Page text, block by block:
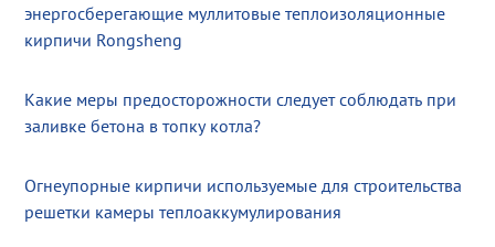
энергосберегающие муллитовые теплоизоляционные
кирпичи Rongsheng
Какие меры предосторожности следует соблюдать при
заливке бетона в топку котла?
Огнеупорные кирпичи используемые для строительства
решетки камеры теплоаккумулирования